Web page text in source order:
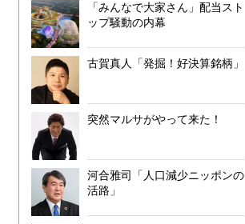
「みんなで大家さん」配当スト
ップ騒動の内幕
古賀真人「発掘！好決算銘柄」
突然マルサがやって来た！
河合雅司「人口減少ニッポンの
活路」